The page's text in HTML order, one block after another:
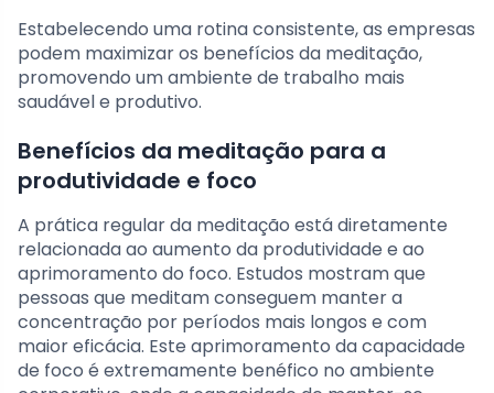
Estabelecendo uma rotina consistente, as empresas
podem maximizar os benefícios da meditação,
promovendo um ambiente de trabalho mais
saudável e produtivo.
Benefícios da meditação para a
produtividade e foco
A prática regular da meditação está diretamente
relacionada ao aumento da produtividade e ao
aprimoramento do foco. Estudos mostram que
pessoas que meditam conseguem manter a
concentração por períodos mais longos e com
maior eficácia. Este aprimoramento da capacidade
de foco é extremamente benéfico no ambiente